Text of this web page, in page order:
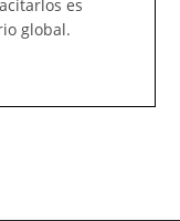
es
global.